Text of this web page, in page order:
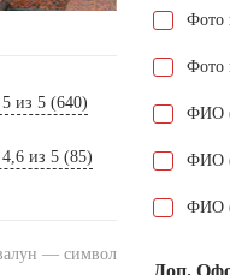
из 5 (640)
из 5 (85)
— символ
Фото
Фото
ФИО
ФИО
ФИО